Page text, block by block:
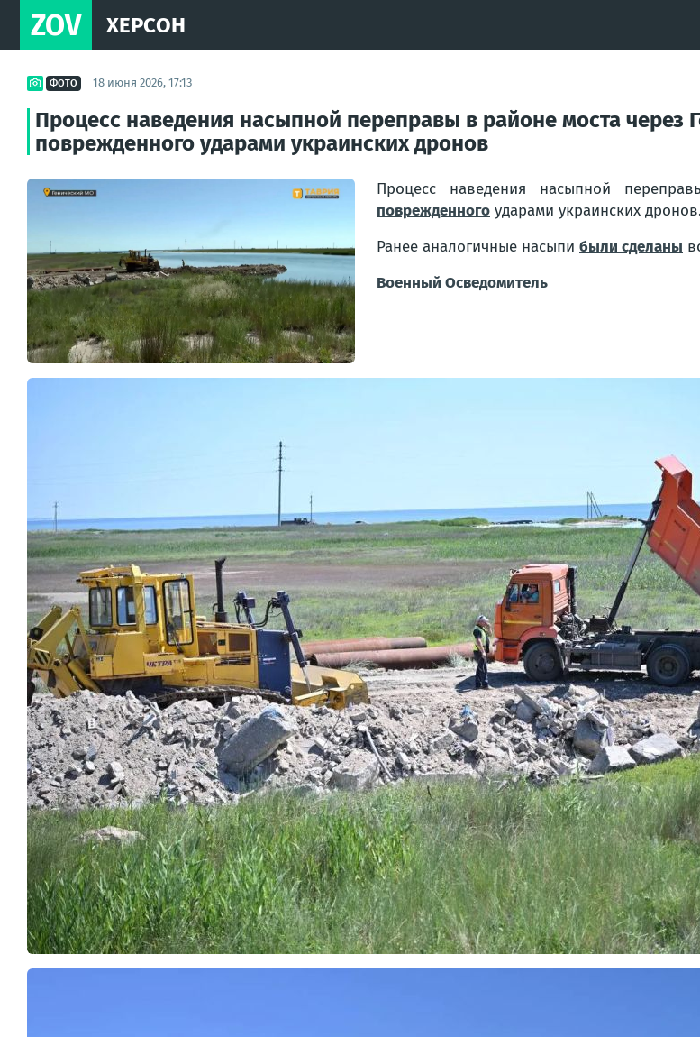
ZOV ХЕРСОН
ФОТО 18 июня 2026, 17:13
Процесс наведения насыпной переправы в районе моста через
поврежденного ударами украинских дронов
Процесс наведения насыпной
поврежденного ударами украинских дронов.
Ранее аналогичные насыпи были сделаны
Военный Осведомитель